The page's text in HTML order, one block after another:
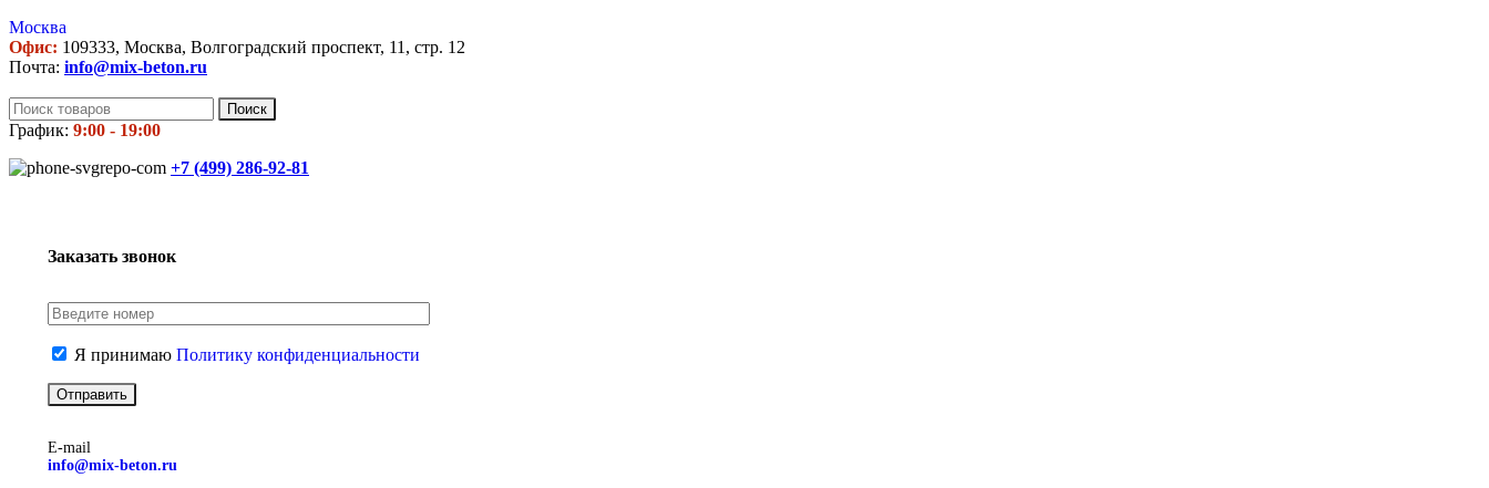
Москва
Офис: 109333, Москва, Волгоградский проспект, 11, стр. 12
Почта: info@mix-beton.ru
Поиск
График: 9:00 - 19:00
+7 (499) 286-92-81
Заказать звонок
Я принимаю Политику конфиденциальности
E-mail
info@mix-beton.ru